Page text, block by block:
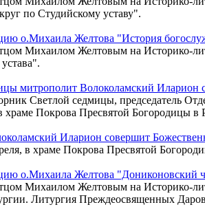
по Студийскому уставу".
о.Михаила Желтова "История
Михаилом Желтовым на Историко-
митрополит Волоколамский
Светлой седмицы, председатель
Покрова Пресвятой Богородицы в
Иларион совершит
в храме Покрова Пресвятой
о.Михаила Желтова
Михаилом Желтовым на Историко-
Литургия Преждеосвященных